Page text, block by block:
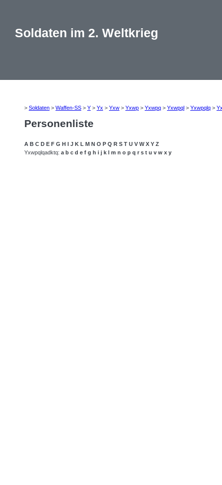
Soldaten im 2. Weltkrieg
> Soldaten > Waffen-SS > Y > Yx > Yxw > Yxwp > Yxwpq > Yxwpql > Yxwpqlq >
Personenliste
A B C D E F G H I J K L M N O P Q R S T U V W X Y Z
Yxwpqlqadktq: a b c d e f g h i j k l m n o p q r s t u v w x y